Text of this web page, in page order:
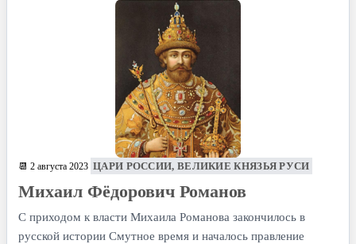
📆 2 августа 2023 ЦАРИ РОССИИ, ВЕЛИКИЕ КНЯЗЬЯ РУСИ
Михаил Фёдорович Романов
С приходом к власти Михаила Романова закончилось в
русской истории Смутное время и началось правление